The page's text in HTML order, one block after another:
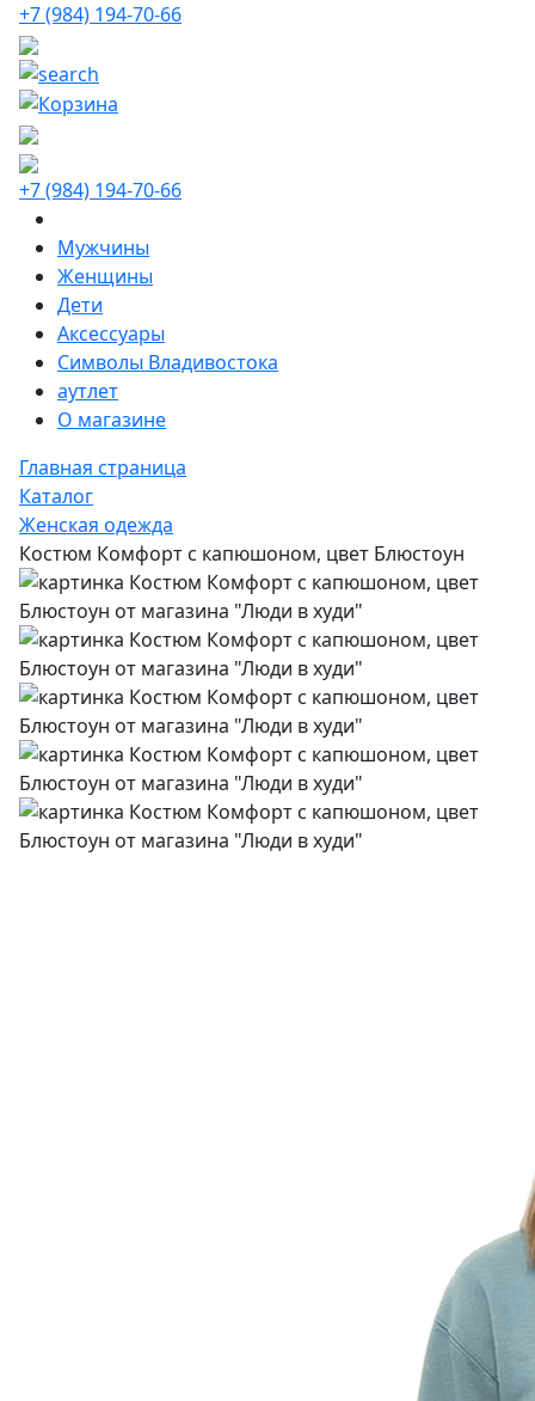
+7 (984) 194-70-66
+7 (984) 194-70-66
Мужчины
Женщины
Дети
Аксессуары
Символы Владивостока
аутлет
О магазине
Главная страница
Каталог
Женская одежда
Костюм Комфорт с капюшоном, цвет Блюстоун